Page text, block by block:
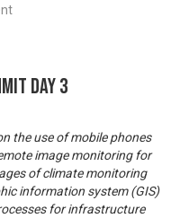
DAY 3
the use of mobile phones
image monitoring for
of climate monitoring
information system (GIS)
for infrastructure